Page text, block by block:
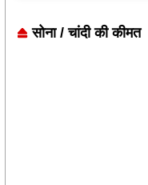
सोना / चांदी की कीमत